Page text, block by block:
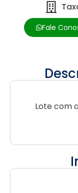
Fale
Lote com